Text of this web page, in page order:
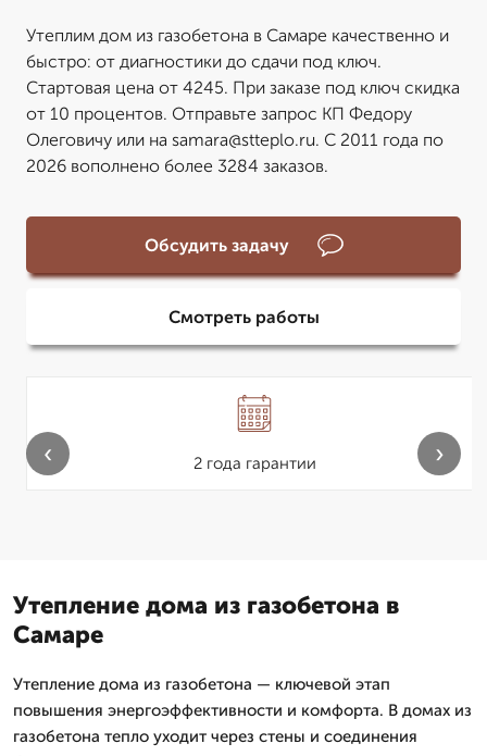
Утеплим дом из газобетона в Самаре качественно и
быстро: от диагностики до сдачи под ключ.
Стартовая цена от 4245. При заказе под ключ скидка
от 10 процентов. Отправьте запрос КП Федору
Олеговичу или на samara@stteplo.ru. С 2011 года по
2026 вополнено более 3284 заказов.
Обсудить задачу
Смотреть работы
2 года гарантии
‹ ›
Утепление дома из газобетона в
Самаре
Утепление дома из газобетона — ключевой этап
повышения энергоэффективности и комфорта. В домах из
газобетона тепло уходит через стены и соединения